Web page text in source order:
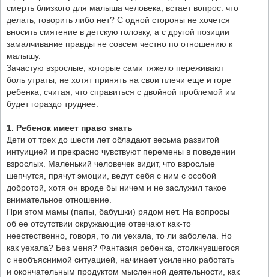
смерть близкого для малыша человека, встает вопрос: что
делать, говорить либо нет? С одной стороны не хочется
вносить смятение в детскую головку, а с другой позиции
замалчивание правды не совсем честно по отношению к
малышу.
Зачастую взрослые, которые сами тяжело переживают
боль утраты, не хотят принять на свои плечи еще и горе
ребенка, считая, что справиться с двойной проблемой им
будет гораздо труднее.
1. Ребенок имеет право знать
Дети от трех до шести лет обладают весьма развитой
интуицией и прекрасно чувствуют перемены в поведении
взрослых. Маленький человечек видит, что взрослые
шепчутся, прячут эмоции, ведут себя с ним с особой
добротой, хотя он вроде бы ничем и не заслужил такое
внимательное отношение.
При этом мамы (папы, бабушки) рядом нет. На вопросы
об ее отсутствии окружающие отвечают как-то
неестественно, говоря, то ли уехала, то ли заболела. Но
как уехала? Без меня? Фантазия ребенка, столкнувшегося
с необъяснимой ситуацией, начинает усиленно работать
и окончательным продуктом мысленной деятельности, как